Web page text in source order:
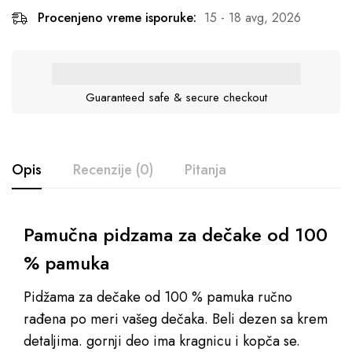
Procenjeno vreme isporuke: 15 - 18 avg, 2026
Guaranteed safe & secure checkout
Opis Recenzije (0) Pitanja
Pamučna pidzama za dečake od 100
% pamuka
Pidžama za dečake od 100 % pamuka ručno
rađena po meri vašeg dečaka. Beli dezen sa krem
detaljima. gornji deo ima kragnicu i kopča se.